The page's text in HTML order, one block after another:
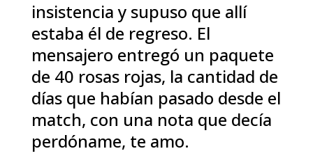
insistencia y supuso que allí
estaba él de regreso. El
mensajero entregó un paquete
de 40 rosas rojas, la cantidad de
días que habían pasado desde el
match, con una nota que decía
perdóname, te amo.